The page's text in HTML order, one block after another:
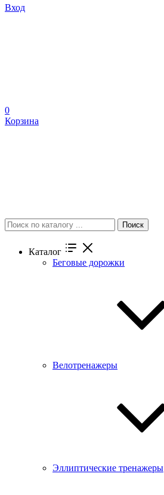
Вход
0
Корзина
Поиск
Каталог
Беговые дорожки
Велотренажеры
Эллиптические тренажеры